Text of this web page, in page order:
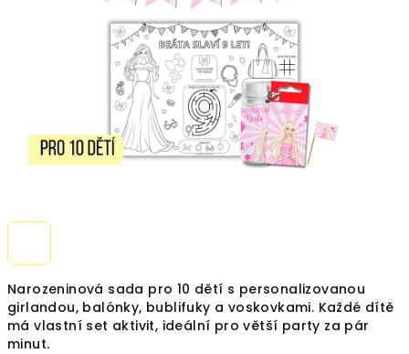
Narozeninová sada pro 10 dětí s personalizovanou
girlandou, balónky, bublifuky a voskovkami. Každé dítě
má vlastní set aktivit, ideální pro větší party za pár
minut.